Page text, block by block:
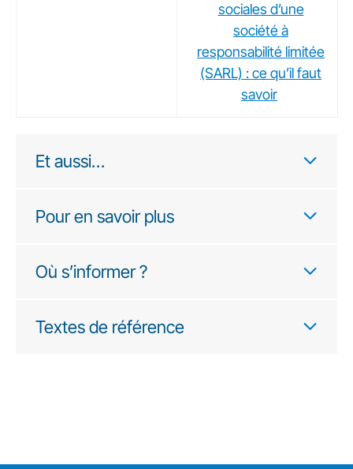
sociales d’une
société à
responsabilité limitée
(SARL) : ce qu’il faut
savoir
Et aussi…
Pour en savoir plus
Où s’informer ?
Textes de référence